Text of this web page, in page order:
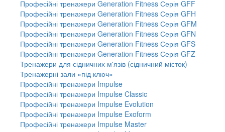
Професійні тренажери Generation Fitness Серія GFF
Професійні тренажери Generation Fitness Серія GFH
Професійні тренажери Generation Fitness Серія GFM
Професійні тренажери Generation Fitness Серія GFN
Професійні тренажери Generation Fitness Серія GFS
Професійні тренажери Generation Fitness Серія GFZ
Тренажери для сідничних м'язів (сідничний місток)
Тренажерні зали «під ключ»
Професійні тренажери Impulse
Професійні тренажери Impulse Classic
Професійні тренажери Impulse Evolution
Професійні тренажери Impulse Exoform
Професійні тренажери Impulse Master